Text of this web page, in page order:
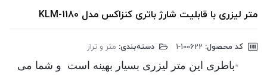
متر لیزری با قابلیت شارژ باتری کنزاکس مدل KLM-1180
کد محصول: دسته‌بندی: متر و تراز
*باطری این متر لیزری بسیار بهینه‌ است و شما می